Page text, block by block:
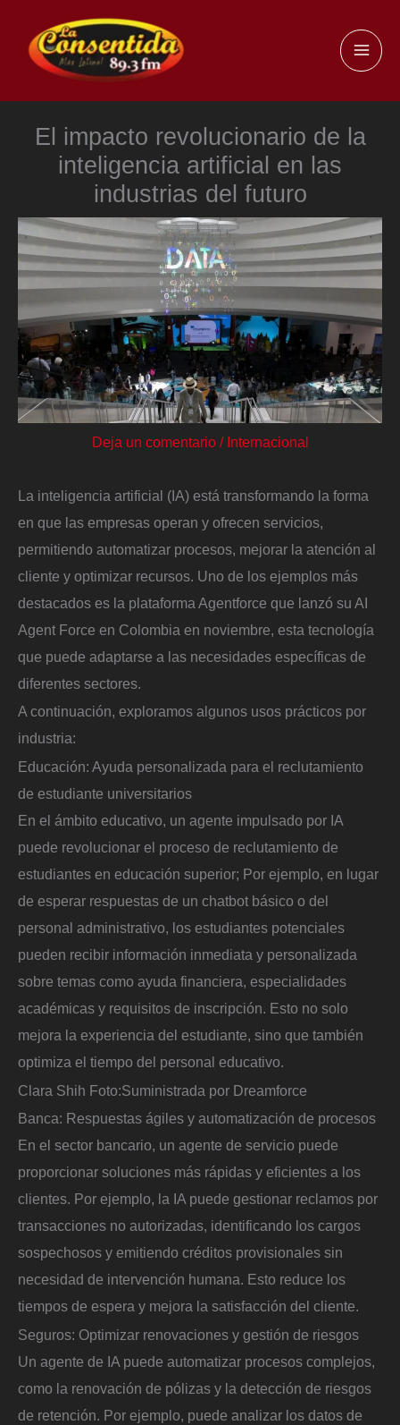
contenido
El impacto revolucionario de la
inteligencia artificial en las
industrias del futuro
Deja un comentario / Internacional
La inteligencia artificial (IA) está transformando la forma
en que las empresas operan y ofrecen servicios,
permitiendo automatizar procesos, mejorar la atención al
cliente y optimizar recursos. Uno de los ejemplos más
destacados es la plataforma Agentforce que lanzó su AI
Agent Force en Colombia en noviembre, esta tecnología
que puede adaptarse a las necesidades específicas de
diferentes sectores.
A continuación, exploramos algunos usos prácticos por
industria:
Educación: Ayuda personalizada para el reclutamiento
de estudiante universitarios
En el ámbito educativo, un agente impulsado por IA
puede revolucionar el proceso de reclutamiento de
estudiantes en educación superior; Por ejemplo, en lugar
de esperar respuestas de un chatbot básico o del
personal administrativo, los estudiantes potenciales
pueden recibir información inmediata y personalizada
sobre temas como ayuda financiera, especialidades
académicas y requisitos de inscripción. Esto no solo
mejora la experiencia del estudiante, sino que también
optimiza el tiempo del personal educativo.
Clara Shih Foto:Suministrada por Dreamforce
Banca: Respuestas ágiles y automatización de procesos
En el sector bancario, un agente de servicio puede
proporcionar soluciones más rápidas y eficientes a los
clientes. Por ejemplo, la IA puede gestionar reclamos por
transacciones no autorizadas, identificando los cargos
sospechosos y emitiendo créditos provisionales sin
necesidad de intervención humana. Esto reduce los
tiempos de espera y mejora la satisfacción del cliente.
Seguros: Optimizar renovaciones y gestión de riesgos
Un agente de IA puede automatizar procesos complejos,
como la renovación de pólizas y la detección de riesgos
de retención. Por ejemplo, puede analizar los datos de